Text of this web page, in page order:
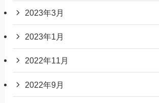
2023年3月
2023年1月
2022年11月
2022年9月